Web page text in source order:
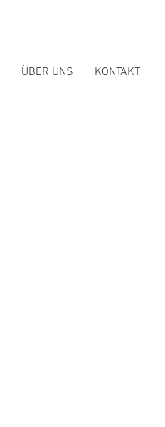
ÜBER UNS KONTAKT